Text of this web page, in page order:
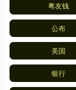
粤友钱
公布
美国
银行